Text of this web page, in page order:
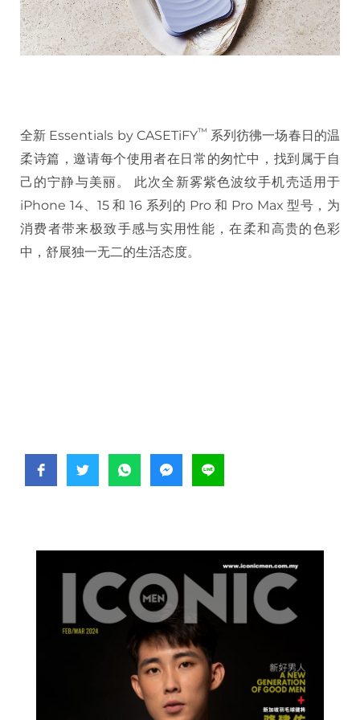
全新 Essentials by CASETiFY™ 系列彷彿一场春日的温
柔诗篇，邀请每个使用者在日常的匆忙中，找到属于自
己的宁静与美丽。 此次全新雾紫色波纹手机壳适用于
iPhone 14、15 和 16 系列的 Pro 和 Pro Max 型号，为
消费者带来极致手感与实用性能，在柔和高贵的色彩
中，舒展独一无二的生活态度。